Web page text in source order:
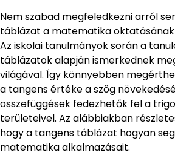
Nem szabad megfeledkezni arról
táblázat a matematika oktatásának
Az iskolai tanulmányok során a
táblázatok alapján ismerkednek
világával. Így könnyebben
a tangens értéke a szög
összefüggések fedezhetők fel a
területeivel. Az alábbiakban
hogy a tangens táblázat hogyan
matematika alkalmazásait.